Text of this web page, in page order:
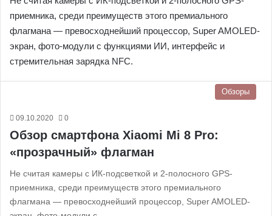
приемника, среди преимуществ этого премиального
флагмана — превосходнейший процессор, Super AMOLED-
экран, фото-модули с функциями ИИ, интерфейс и
стремительная зарядка NFC.
Обзоры
09.10.2020 0
Обзор смартфона Xiaomi Mi 8 Pro:
«прозрачный» флагман
Не считая камеры с ИК-подсветкой и 2-полосного GPS-
приемника, среди преимуществ этого премиального
флагмана — превосходнейший процессор, Super AMOLED-